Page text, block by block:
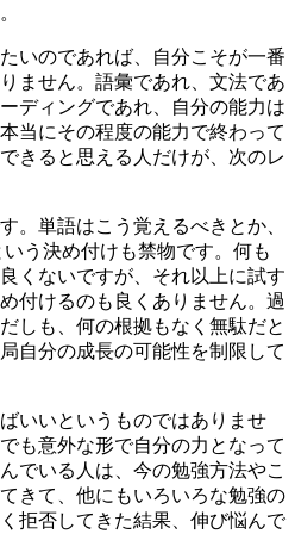
いのであれば、自分こそが一番
ません。語彙であれ、文法であ
ディングであれ、自分の能力は
当にその程度の能力で終わって
きると思える人だけが、次のレ
。単語はこう覚えるべきとか、
う決め付けも禁物です。何も
くないですが、それ以上に試す
付けるのも良くありません。過
しも、何の根拠もなく無駄だと
自分の成長の可能性を制限して
いいというものではありませ
も意外な形で自分の力となって
でいる人は、今の勉強方法やこ
きて、他にもいろいろな勉強の
拒否してきた結果、伸び悩んで